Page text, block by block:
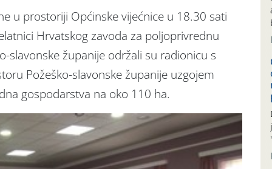
u prostoriji Općinske vijećnice u 18.30 sati
Hrvatskog zavoda za poljoprivrednu
slavonske županije održali su radionicu s
Požeško-slavonske županije uzgojem
gospodarstva na oko 110 ha.